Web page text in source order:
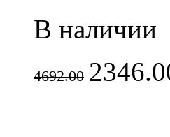
В наличии
4692.00